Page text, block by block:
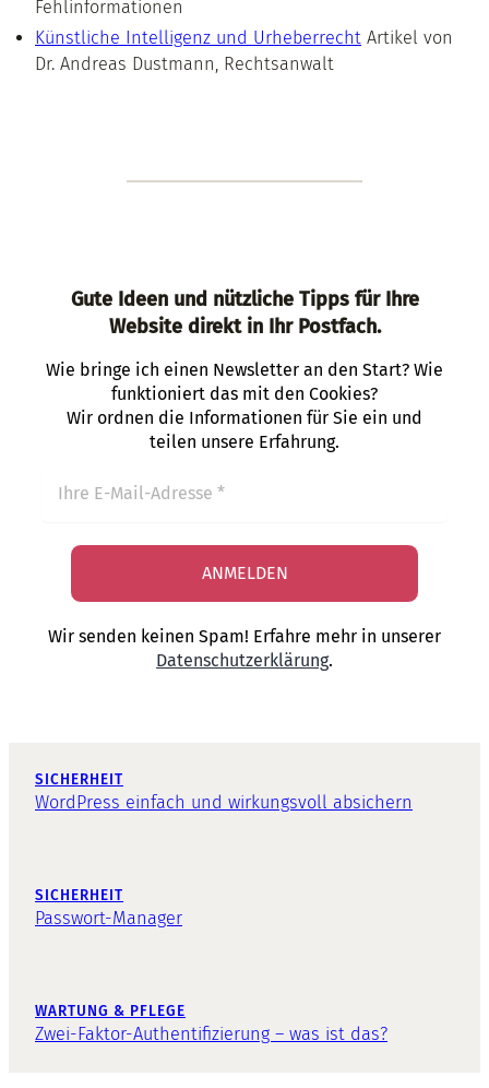
Fehlinformationen
Künstliche Intelligenz und Urheberrecht Artikel von
Dr. Andreas Dustmann, Rechtsanwalt
Gute Ideen und nützliche Tipps für Ihre
Website direkt in Ihr Postfach.
Wie bringe ich einen Newsletter an den Start? Wie
funktioniert das mit den Cookies?
Wir ordnen die Informationen für Sie ein und
teilen unsere Erfahrung.
Wir senden keinen Spam! Erfahre mehr in unserer
Datenschutzerklärung.
SICHERHEIT
WordPress einfach und wirkungsvoll absichern
SICHERHEIT
Passwort-Manager
WARTUNG & PFLEGE
Zwei-Faktor-Authentifizierung – was ist das?